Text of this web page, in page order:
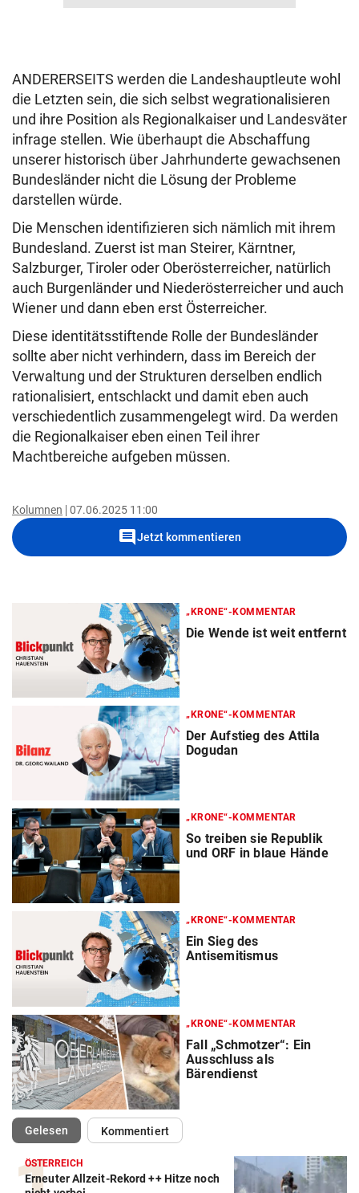
ANDERERSEITS werden die Landeshauptleute wohl
die Letzten sein, die sich selbst wegrationalisieren
und ihre Position als Regionalkaiser und Landesväter
infrage stellen. Wie überhaupt die Abschaffung
unserer historisch über Jahrhunderte gewachsenen
Bundesländer nicht die Lösung der Probleme
darstellen würde.
Die Menschen identifizieren sich nämlich mit ihrem
Bundesland. Zuerst ist man Steirer, Kärntner,
Salzburger, Tiroler oder Oberösterreicher, natürlich
auch Burgenländer und Niederösterreicher und auch
Wiener und dann eben erst Österreicher.
Diese identitätsstiftende Rolle der Bundesländer
sollte aber nicht verhindern, dass im Bereich der
Verwaltung und der Strukturen derselben endlich
rationalisiert, entschlackt und damit eben auch
verschiedentlich zusammengelegt wird. Da werden
die Regionalkaiser eben einen Teil ihrer
Machtbereiche aufgeben müssen.
Kolumnen 07.06.2025 11:00
commentJetzt kommentieren
„KRONE“-KOMMENTAR
Die Wende ist weit entfernt
„KRONE“-KOMMENTAR
Der Aufstieg des Attila
Dogudan
„KRONE“-KOMMENTAR
So treiben sie Republik
und ORF in blaue Hände
„KRONE“-KOMMENTAR
Ein Sieg des
Antisemitismus
„KRONE“-KOMMENTAR
Fall „Schmotzer“: Ein
Ausschluss als
Bärendienst
Gelesen(ausgewählt)Kommentiert
ÖSTERREICH
Erneuter Allzeit-Rekord ++ Hitze noch